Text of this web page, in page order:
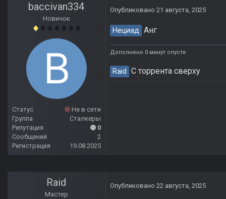
baccivan334
Новичок
Статус
Не в сети
Группа
Сталкеры
Репутация
0
Сообщений
2
Регистрация
19.08.2025
Опубликовано 21 августа, 2025
Нециад Анг
Дополнено 0 минут спустя
Raid С торрента сверху
Raid
Мастер
Опубликовано 22 августа, 2025